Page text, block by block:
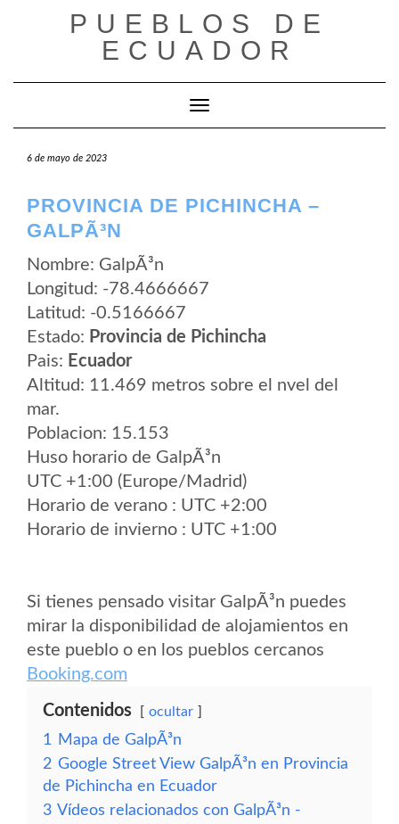
PUEBLOS DE
ECUADOR
Cambiar modo de navegación
6 de mayo de 2023
PROVINCIA DE PICHINCHA –
GALPÃ³N
Nombre: GalpÃ³n
Longitud: -78.4666667
Latitud: -0.5166667
Estado: Provincia de Pichincha
Pais: Ecuador
Altitud: 11.469 metros sobre el nvel del
mar.
Poblacion: 15.153
Huso horario de GalpÃ³n
UTC +1:00 (Europe/Madrid)
Horario de verano : UTC +2:00
Horario de invierno : UTC +1:00
Si tienes pensado visitar GalpÃ³n puedes
mirar la disponibilidad de alojamientos en
este pueblo o en los pueblos cercanos
Booking.com
Contenidos ocultar
1
Mapa de GalpÃ³n
2 Google Street View GalpÃ³n en Provincia
de Pichincha en Ecuador
3 Vídeos relacionados con GalpÃ³n -